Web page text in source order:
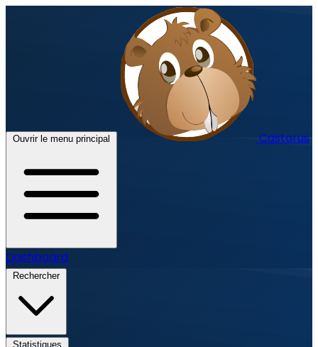
Ouvrir le menu principal Castorus
Dashboard
Rechercher
Statistiques